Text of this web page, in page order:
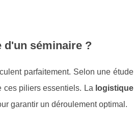
séminaire ?
parfaitement. Selon une étude
ces piliers essentiels. La logistique
garantir un déroulement optimal.